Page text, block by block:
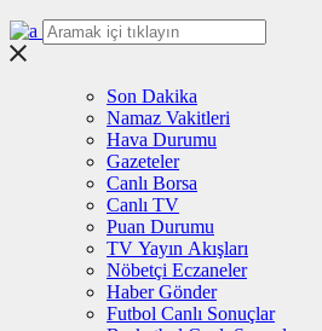
Son Dakika
Namaz Vakitleri
Hava Durumu
Gazeteler
Canlı Borsa
Canlı TV
Puan Durumu
TV Yayın Akışları
Nöbetçi Eczaneler
Haber Gönder
Futbol Canlı Sonuçlar